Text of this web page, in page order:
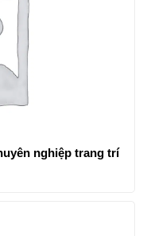
nghiệp trang trí